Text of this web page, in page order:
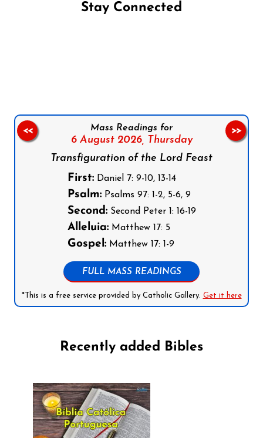
Stay Connected
Mass Readings for
6 August 2026, Thursday
Transfiguration of the Lord Feast
First:Daniel 7: 9-10, 13-14
Psalm:Psalms 97: 1-2, 5-6, 9
Second:Second Peter 1: 16-19
Alleluia:Matthew 17: 5
Gospel:Matthew 17: 1-9
FULL MASS READINGS
*This is a free service provided by Catholic Gallery. Get it here
<< >>
Recently added Bibles